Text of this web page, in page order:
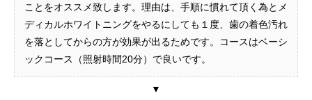
ことをオススメ致します。理由は、手順に慣れて頂く為とメ
ディカルホワイトニングをやるにしても１度、歯の着色汚れ
を落としてからの方が効果が出るためです。コースはベーシ
ックコース（照射時間20分）で良いです。
▼